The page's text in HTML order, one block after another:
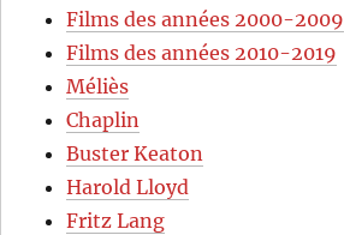
Films des années 2000-2009
Films des années 2010-2019
Méliès
Chaplin
Buster Keaton
Harold Lloyd
Fritz Lang